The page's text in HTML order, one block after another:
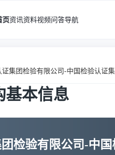
页资讯资料视频问答导航
证集团检验有限公司-中国检验认证
基本信息
检验有限公司-中